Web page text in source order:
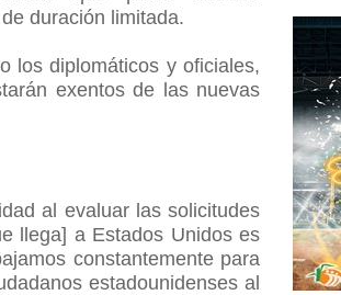
duración limitada.
los diplomáticos y oficiales,
exentos de las nuevas
al evaluar las solicitudes
llega] a Estados Unidos es
constantemente para
estadounidenses al